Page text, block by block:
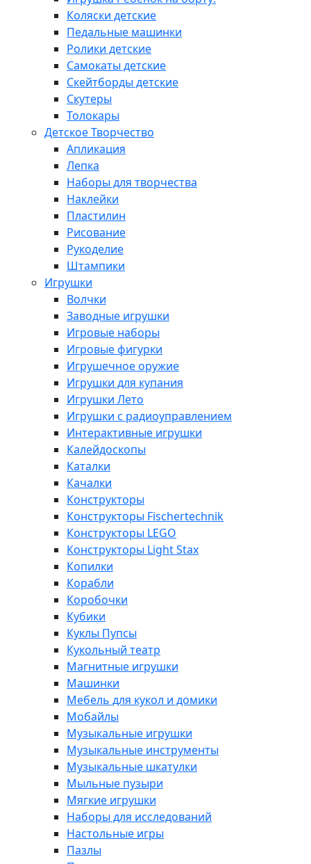
Коляски детские
Педальные машинки
Ролики детские
Самокаты детские
Скейтборды детские
Скутеры
Толокары
Детское Творчество
Апликация
Лепка
Наборы для творчества
Наклейки
Пластилин
Рисование
Рукоделие
Штампики
Игрушки
Волчки
Заводные игрушки
Игровые наборы
Игровые фигурки
Игрушечное оружие
Игрушки для купания
Игрушки Лето
Игрушки с радиоуправлением
Интерактивные игрушки
Калейдоскопы
Каталки
Качалки
Конструкторы
Конструкторы Fisсhertechnik
Конструкторы LEGO
Конструкторы Light Stax
Копилки
Корабли
Коробочки
Кубики
Куклы Пупсы
Кукольный театр
Магнитные игрушки
Машинки
Мебель для кукол и домики
Мобайлы
Музыкальные игрушки
Музыкальные инструменты
Музыкальные шкатулки
Мыльные пузыри
Мягкие игрушки
Наборы для исследований
Настольные игры
Пазлы